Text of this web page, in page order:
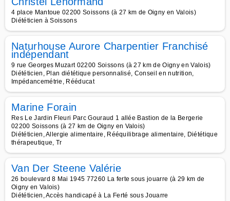
4 place Mantoue 02200 Soissons (à 27 km de Oigny en Valois)
Diététicien à Soissons
Naturhouse Aurore Charpentier Franchisé
indépendant
9 rue Georges Muzart 02200 Soissons (à 27 km de Oigny en Valois)
Diététicien, Plan diététique personnalisé, Conseil en nutrition,
Impédancemétrie, Rééducat
Marine Forain
Res Le Jardin Fleuri Parc Gouraud 1 allée Bastion de la Bergerie
02200 Soissons (à 27 km de Oigny en Valois)
Diététicien, Allergie alimentaire, Rééquilibrage alimentaire, Diététique
thérapeutique, Tr
Van Der Steene Valérie
26 boulevard 8 Mai 1945 77260 La ferte sous jouarre (à 29 km de
Oigny en Valois)
Diététicien, Accès handicapé à La Ferté sous Jouarre